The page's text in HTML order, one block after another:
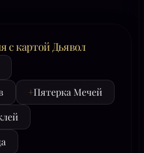
с картой Дьявол
+Пятерка Мечей